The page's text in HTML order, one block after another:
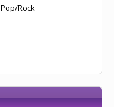
Pop/Rock